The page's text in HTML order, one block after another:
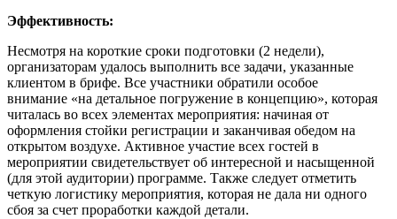
Эффективность:
Несмотря на короткие сроки подготовки (2 недели),
организаторам удалось выполнить все задачи, указанные
клиентом в брифе. Все участники обратили особое
внимание «на детальное погружение в концепцию», которая
читалась во всех элементах мероприятия: начиная от
оформления стойки регистрации и заканчивая обедом на
открытом воздухе. Активное участие всех гостей в
мероприятии свидетельствует об интересной и насыщенной
(для этой аудитории) программе. Также следует отметить
четкую логистику мероприятия, которая не дала ни одного
сбоя за счет проработки каждой детали.